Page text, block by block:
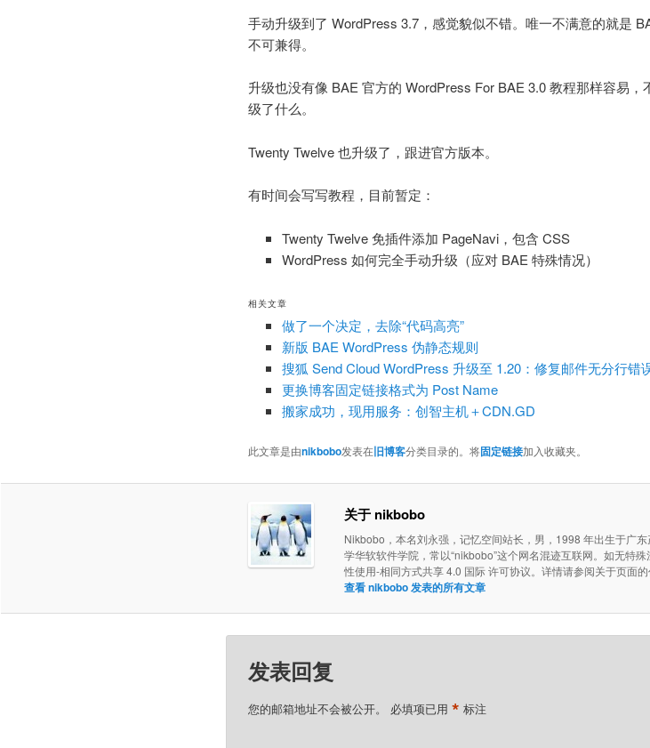
手动升级到了 WordPress 3.7，感觉貌似不错。唯一不满意的就是
不可兼得。
升级也没有像 BAE 官方的 WordPress For BAE 3.0 教程那样容易
级了什么。
Twenty Twelve 也升级了，跟进官方版本。
有时间会写写教程，目前暂定：
Twenty Twelve 免插件添加 PageNavi，包含 CSS
WordPress 如何完全手动升级（应对 BAE 特殊情况）
相关文章
做了一个决定，去除“代码高亮”
新版 BAE WordPress 伪静态规则
搜狐 Send Cloud WordPress 升级至 1.20：修复邮件无分行错
更换博客固定链接格式为 Post Name
搬家成功，现用服务：创智主机＋CDN.GD
此文章是由nikbobo发表在旧博客分类目录的。将固定链接加入收藏夹。
关于 nikbobo
Nikbobo，本名刘永强，记忆空间站长，男，1998 年出生于广
学华软软件学院，常以“nikbobo”这个网名混迹互联网。如无特
性使用-相同方式共享 4.0 国际 许可协议。详情请参阅关于页面的
查看 nikbobo 发表的所有文章
发表回复
您的邮箱地址不会被公开。 必填项已用* 标注